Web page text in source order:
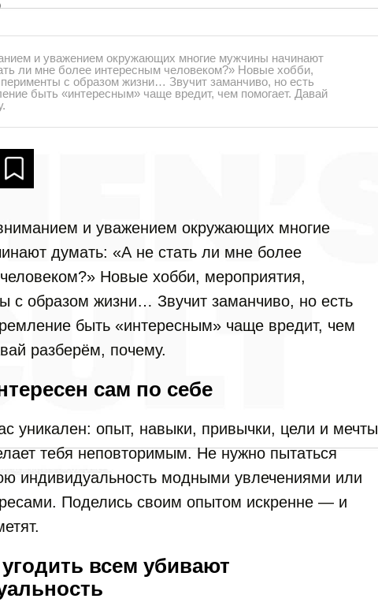
и уважением окружающих многие мужчины начинают
ли мне более интересным человеком?» Новые хобби,
с образом жизни… Звучит заманчиво, но есть
быть «интересным» чаще вредит, чем помогает. Давай
и уважением окружающих многие
думать: «А не стать ли мне более
Новые хобби, мероприятия,
с образом жизни… Звучит заманчиво, но есть
быть «интересным» чаще вредит, чем
разберём, почему.
сам по себе
уникален: опыт, навыки, привычки, цели и мечты
тебя неповторимым. Не нужно пытаться
индивидуальность модными увлечениями или
Поделись своим опытом искренне — и
всем убивают